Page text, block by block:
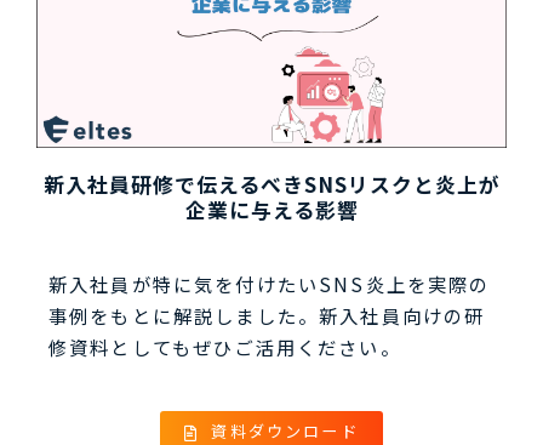
新入社員研修で伝えるべきSNSリスクと炎上が
企業に与える影響
新入社員が特に気を付けたいSNS炎上を実際の
事例をもとに解説しました。新入社員向けの研
修資料としてもぜひご活用ください。
資料ダウンロード